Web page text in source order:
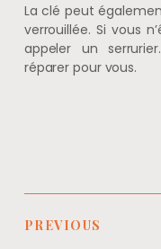
La clé peut
verrouillée. Si vous
appeler un
réparer pour vous.
PREVIOUS